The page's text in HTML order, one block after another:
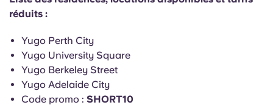
Sélectionnez une ville
Se connecter
réduits :
Yugo Perth City
Yugo University Square
Yugo Berkeley Street
Yugo Adelaide City
Code promo : SHORT10